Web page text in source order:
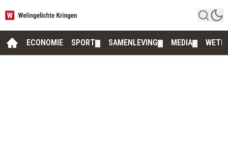
ECONOMIE SPORT SAMENLEVING MEDIA